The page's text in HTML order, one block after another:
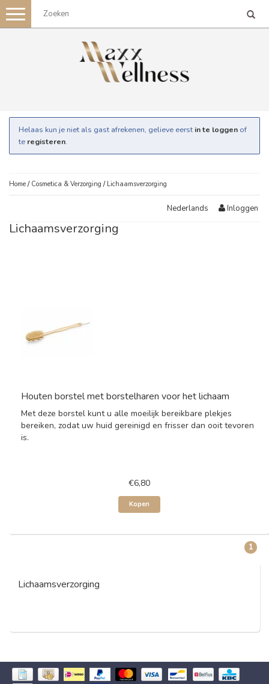
Toggle
navigation
Helaas kun je niet als gast afrekenen, gelieve eerst in te loggen of
te registeren.
Home / Cosmetica & Verzorging / Lichaamsverzorging
Nederlands Inloggen
Lichaamsverzorging
Houten borstel met borstelharen voor het lichaam
Met deze borstel kunt u alle moeilijk bereikbare plekjes
bereiken, zodat uw huid gereinigd en frisser dan ooit tevoren
is.
€6,80
Kopen
1
Lichaamsverzorging